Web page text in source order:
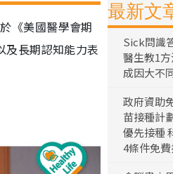
《美國醫學會期
及長期認知能力表
最新文
Sick問識
醫生教1
成因大不
政府資助
苗接種計
優先接種
4條件免費